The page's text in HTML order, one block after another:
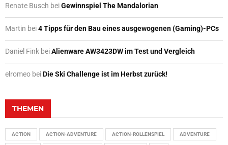
Renate Busch beiGewinnspiel The Mandalorian
Martin bei4 Tipps für den Bau eines ausgewogenen (Gaming)-PCs
Daniel Fink beiAlienware AW3423DW im Test und Vergleich
elromeo beiDie Ski Challenge ist im Herbst zurück!
THEMEN
ACTION ACTION-ADVENTURE ACTION-ROLLENSPIEL ADVENTURE